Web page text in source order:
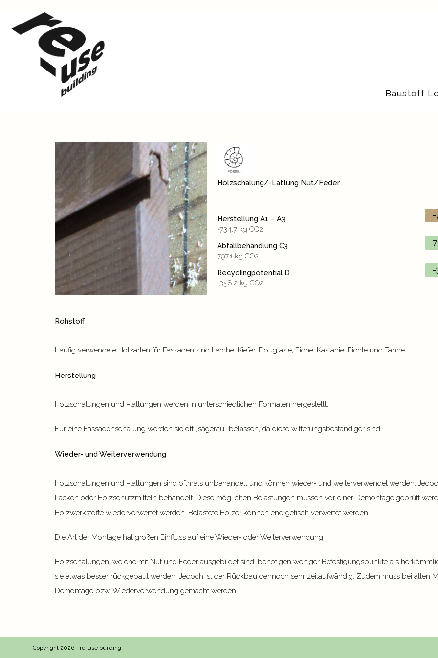
Baustoff
Holzschalung/-Lattung Nut/Feder
Herstellung A1 – A3
-734.7 kg CO2
Abfallbehandlung C3
797.1 kg CO2
Recyclingpotential D
-358.2 kg CO2
-
-
Rohstoff
Häufig verwendete Holzarten für Fassaden sind Lärche, Kiefer, Douglasie, Eiche, Kastanie, Fichte und Tanne.
Herstellung
Holzschalungen und –lattungen werden in unterschiedlichen Formaten hergestellt.
Für eine Fassadenschalung werden sie oft „sägerau“ belassen, da diese witterungsbeständiger sind.
Wieder- und Weiterverwendung
Holzschalungen und –lattungen sind oftmals unbehandelt und können wieder- und weiterverwendet werden.
Lacken oder Holzschutzmitteln behandelt. Diese möglichen Belastungen müssen vor einer Demontage geprüft
Holzwerkstoffe wiederverwertet werden. Belastete Hölzer können energetisch verwertet werden.
Die Art der Montage hat großen Einfluss auf eine Wieder- oder Weiterverwendung.
Holzschalungen, welche mit Nut und Feder ausgebildet sind, benötigen weniger Befestigungspunkte als
sie etwas besser rückgebaut werden. Jedoch ist der Rückbau dennoch sehr zeitaufwändig. Zudem muss bei allen
Demontage bzw. Wiederverwendung gemacht werden.
Copyright 2026 - re-use building